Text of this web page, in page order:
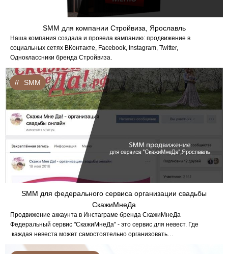
SMM для компании Стройвиза, Ярославль
Наша компания создала и провела кампанию: продвижение в
социальных сетях ВКонтакте, Facebook, Instagram, Twitter,
Одноклассники бренда Стройвиза.
SMM для федерального сервиса организации свадьбы
СкажиМнеДа
Продвижение аккаунта в Инстаграме бренда СкажиМнеДа
Федеральный сервис "СкажиМнеДа" - это сервис для невест. Где
каждая невеста может самостоятельно организовать…
SMM